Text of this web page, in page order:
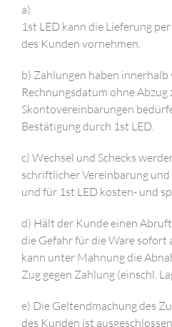
a)
1st LED kann die Lieferung
des Kunden vornehmen.
b) Zahlungen haben innerhalb
Rechnungsdatum ohne Abzug
Skontovereinbarungen
Bestätigung durch 1st LED.
c) Wechsel und Schecks
schriftlicher Vereinbarung
und für 1st LED kosten- und
d) Hält der Kunde einen
die Gefahr für die Ware sofort
kann unter Mahnung die
Zug gegen Zahlung (einschl.
e) Die Geltendmachung des
des Kunden ist